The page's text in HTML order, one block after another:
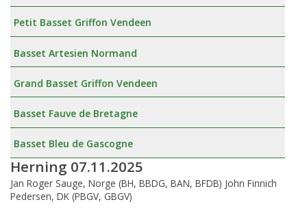
Petit Basset Griffon Vendeen
Basset Artesien Normand
Grand Basset Griffon Vendeen
Basset Fauve de Bretagne
Basset Bleu de Gascogne
Herning 07.11.2025
Jan Roger Sauge, Norge (BH, BBDG, BAN, BFDB) John Finnich
Pedersen, DK (PBGV, GBGV)